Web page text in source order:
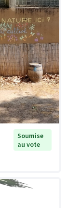
Soumise
au vote